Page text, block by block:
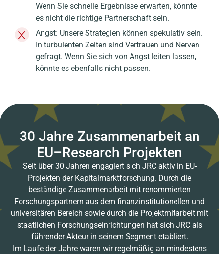
Wenn Sie schnelle Ergebnisse erwarten, könnte
es nicht die richtige Partnerschaft sein.
Angst: Unsere Strategien können spekulativ sein.
In turbulenten Zeiten sind Vertrauen und Nerven
gefragt. Wenn Sie sich von Angst leiten lassen,
könnte es ebenfalls nicht passen.
30 Jahre Zusammenarbeit an
EU–Research Projekten
Seit über 30 Jahren engagiert sich JRC aktiv in EU-
Projekten der Kapitalmarktforschung. Durch die
beständige Zusammenarbeit mit renommierten
Forschungspartnern aus dem finanzinstitutionellen und
universitären Bereich sowie durch die Projektmitarbeit mit
staatlichen Forschungseinrichtungen hat sich JRC als
führender Akteur in seinem Segment etabliert.
Im Laufe der Jahre waren wir regelmäßig an mindestens